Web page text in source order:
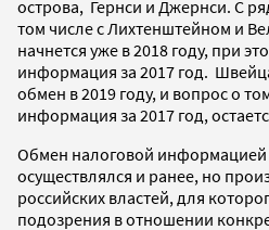
острова, Гернси и Джернси. С
том числе с Лихтенштейном и
начнется уже в 2018 году, при
информация за 2017 год.
обмен в 2019 году, и вопрос о
информация за 2017 год,
Обмен налоговой информацией
осуществлялся и ранее, но
российских властей, для
подозрения в отношении